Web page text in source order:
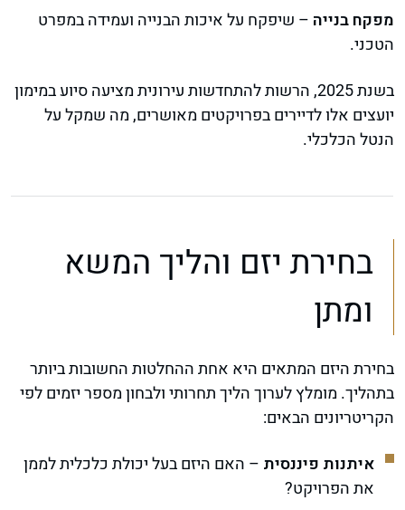
מפקח בנייה – שיפקח על איכות הבנייה ועמידה במפרט
הטכני.
בשנת 2025, הרשות להתחדשות עירונית מציעה סיוע במימון
יועצים אלו לדיירים בפרויקטים מאושרים, מה שמקל על
הנטל הכלכלי.
בחירת יזם והליך המשא
ומתן
בחירת היזם המתאים היא אחת ההחלטות החשובות ביותר
בתהליך. מומלץ לערוך הליך תחרותי ולבחון מספר יזמים לפי
הקריטריונים הבאים:
איתנות פיננסית – האם היזם בעל יכולת כלכלית לממן
את הפרויקט?